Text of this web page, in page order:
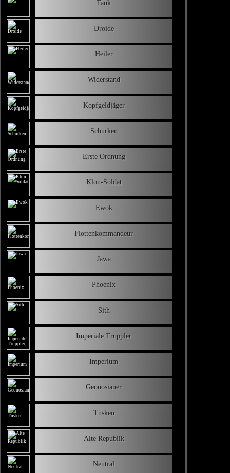
Tank
Droide
Heiler
Widerstand
Kopfgeldjäger
Schurken
Erste Ordnung
Klon-Soldat
Ewok
Flottenkommandeur
Jawa
Phoenix
Sith
Imperiale Truppler
Imperium
Geonosianer
Tusken
Alte Republik
Neutral